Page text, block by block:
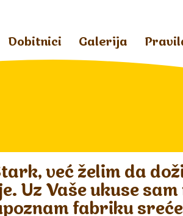
Dobitnici Galerija
već želim da
Uz Vaše ukuse
fabriku